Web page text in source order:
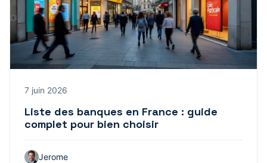
7 juin 2026
Liste des banques en France : guide
complet pour bien choisir
Jerome